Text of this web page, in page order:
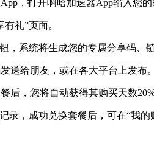
，打开啊哈加速器App输入您
有礼”页面。
，系统将生成您的专属分享码、
送给朋友，或在各大平台上发布。
后，您将自动获得其购买天数
录，成功兑换套餐后，可在“我的